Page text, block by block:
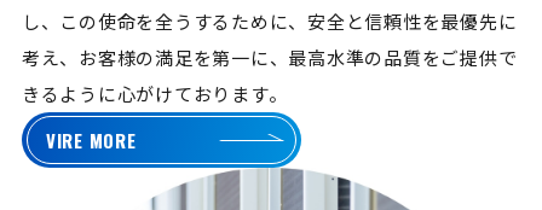
し、この使命を全うするために、安全と信頼性を最優先に
考え、お客様の満足を第一に、最高水準の品質をご提供で
きるように心がけております。
VIRE MORE